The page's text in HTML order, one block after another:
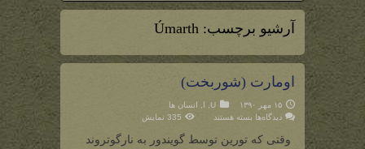
آرشیو برچسب: Úmarth
اومارت (شوربخت)
۱۵ مهر ۱۳۹۰ U ا
انسان ها
دیدگاه‌ها برای
بسته هستند 335 نمایش
وقتی که تورین توسط گویندور به نارگوتروند